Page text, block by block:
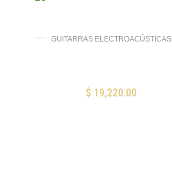
GUITARRAS ELECTROACÚSTICAS
$ 19,220.00
AÑADIR AL CARRITO